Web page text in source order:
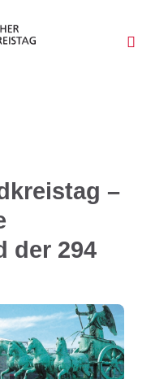
–
der 294